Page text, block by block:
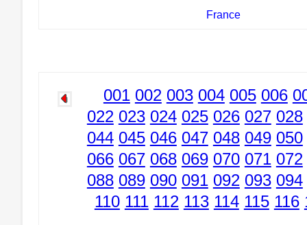
France
001 002 003 004 005 006
022 023 024 025 026 027 028
044 045 046 047 048 049 050
066 067 068 069 070 071 072
088 089 090 091 092 093 094
110 111 112 113 114 115 116